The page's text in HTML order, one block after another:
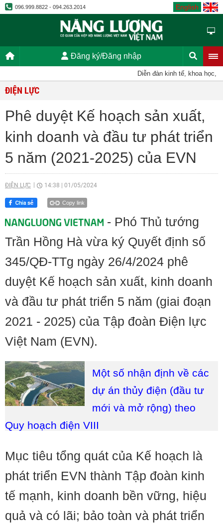
096.999.8822 - 094.263.2014 English
Đăng ký/Đăng nhập
Diễn đàn kinh tế, khoa học, kỹ
ĐIỆN LỰC
Phê duyệt Kế hoạch sản xuất,
kinh doanh và đầu tư phát triển
5 năm (2021-2025) của EVN
ĐIỆN LỰC 14:38 01/05/2024
Copy link
- Phó Thủ tướng
Trần Hồng Hà vừa ký Quyết định số
345/QĐ-TTg ngày 26/4/2024 phê
duyệt Kế hoạch sản xuất, kinh doanh
và đầu tư phát triển 5 năm (giai đoạn
2021 - 2025) của Tập đoàn Điện lực
Việt Nam (EVN).
Một số nhận định về các
dự án thủy điện (đầu tư
mới và mở rộng) theo
Quy hoạch điện VIII
Mục tiêu tổng quát của Kế hoạch là
phát triển EVN thành Tập đoàn kinh
tế mạnh, kinh doanh bền vững, hiệu
quả và có lãi; bảo toàn và phát triển